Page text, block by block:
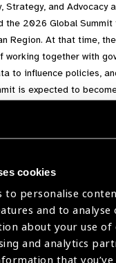
cookies
to personalise
and to
about your use
and analytics
Strategy, and Advocacy
the 2026 Global Summit
Region. At that time,
working together with
to influence policies,
is expected to
relation to eye health.
the need for this
declarations and
show a consensus
development
Coverage and the